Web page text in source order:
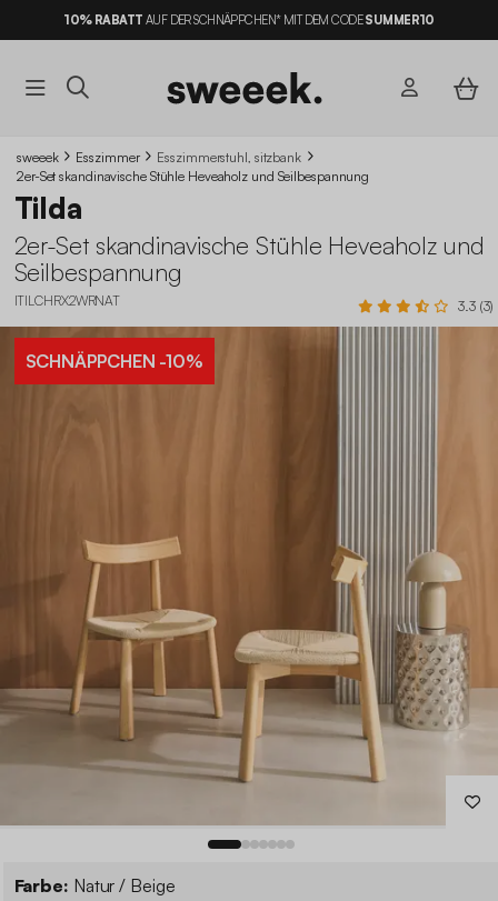
10% RABATT AUF DER SCHNÄPPCHEN* MIT DEM CODESUMMER10
sweeek Esszimmer
Esszimmerstuhl, sitzbank
2er-Set skandinavische Stühle Heveaholz und Seilbespannung
Tilda
2er-Set skandinavische Stühle Heveaholz und
Seilbespannung
ITILCHRX2WRNAT 3.3 (3)
SCHNÄPPCHEN -10%
Farbe: Natur / Beige